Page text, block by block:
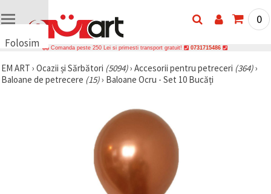
Folosim
uri
🍪 Folosim
0
Comanda peste 250 Lei si primesti transport gratuit! 0731715486
EM ART › Ocazii și Sărbători (5094)› Accesorii pentru petreceri (364)›
Baloane de petrecere (15)› Baloane Ocru - Set 10 Bucăți